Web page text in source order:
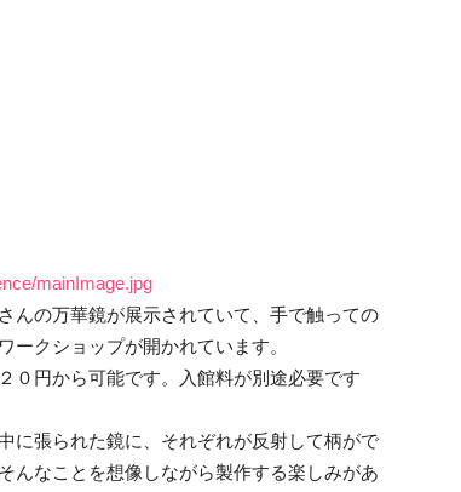
mainImage.jpg
んの万華鏡が展示されていて、手で触っての
ークショップが開かれています。
０円から可能です。入館料が別途必要です
に張られた鏡に、それぞれが反射して柄がで
なことを想像しながら製作する楽しみがあ